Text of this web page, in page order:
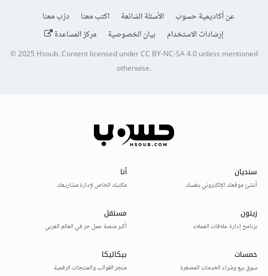
عن أكاديمية حسوب الأسئلة الشائعة اكتب معنا
درّب معنا
إرشادات الاستخدام
بيان الخصوصية مركز المساعدة
© 2025Hsoub.Content licensed underCC BY-NC-SA 4.0unless mentioned
otherwise.